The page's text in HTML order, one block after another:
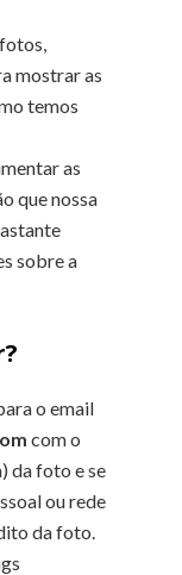
mostrar as
temos
as
que nossa
sobre a
o email
com o
da foto e se
ou rede
da foto.